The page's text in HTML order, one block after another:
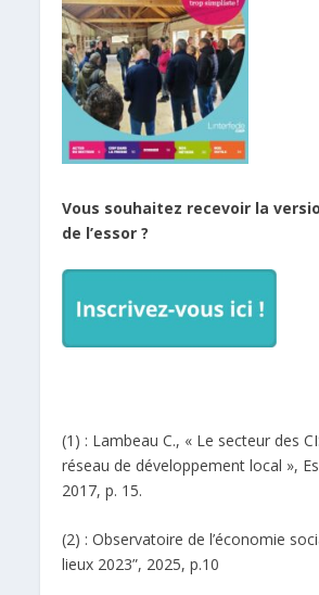
Vous souhaitez recevoir la
de l’essor ?
(1) : Lambeau C., « Le secteur des
réseau de développement local »,
2017, p. 15.
(2) : Observatoire de l’économie
lieux 2023”, 2025, p.10